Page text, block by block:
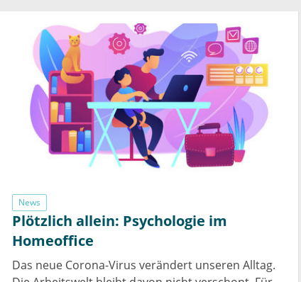
News
Plötzlich allein: Psychologie im
Homeoffice
Das neue Corona-Virus verändert unseren Alltag.